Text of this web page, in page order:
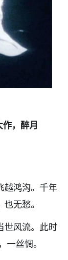
，醉月
越鸿沟。千年
无愁。
世风流。此时
丝惆。